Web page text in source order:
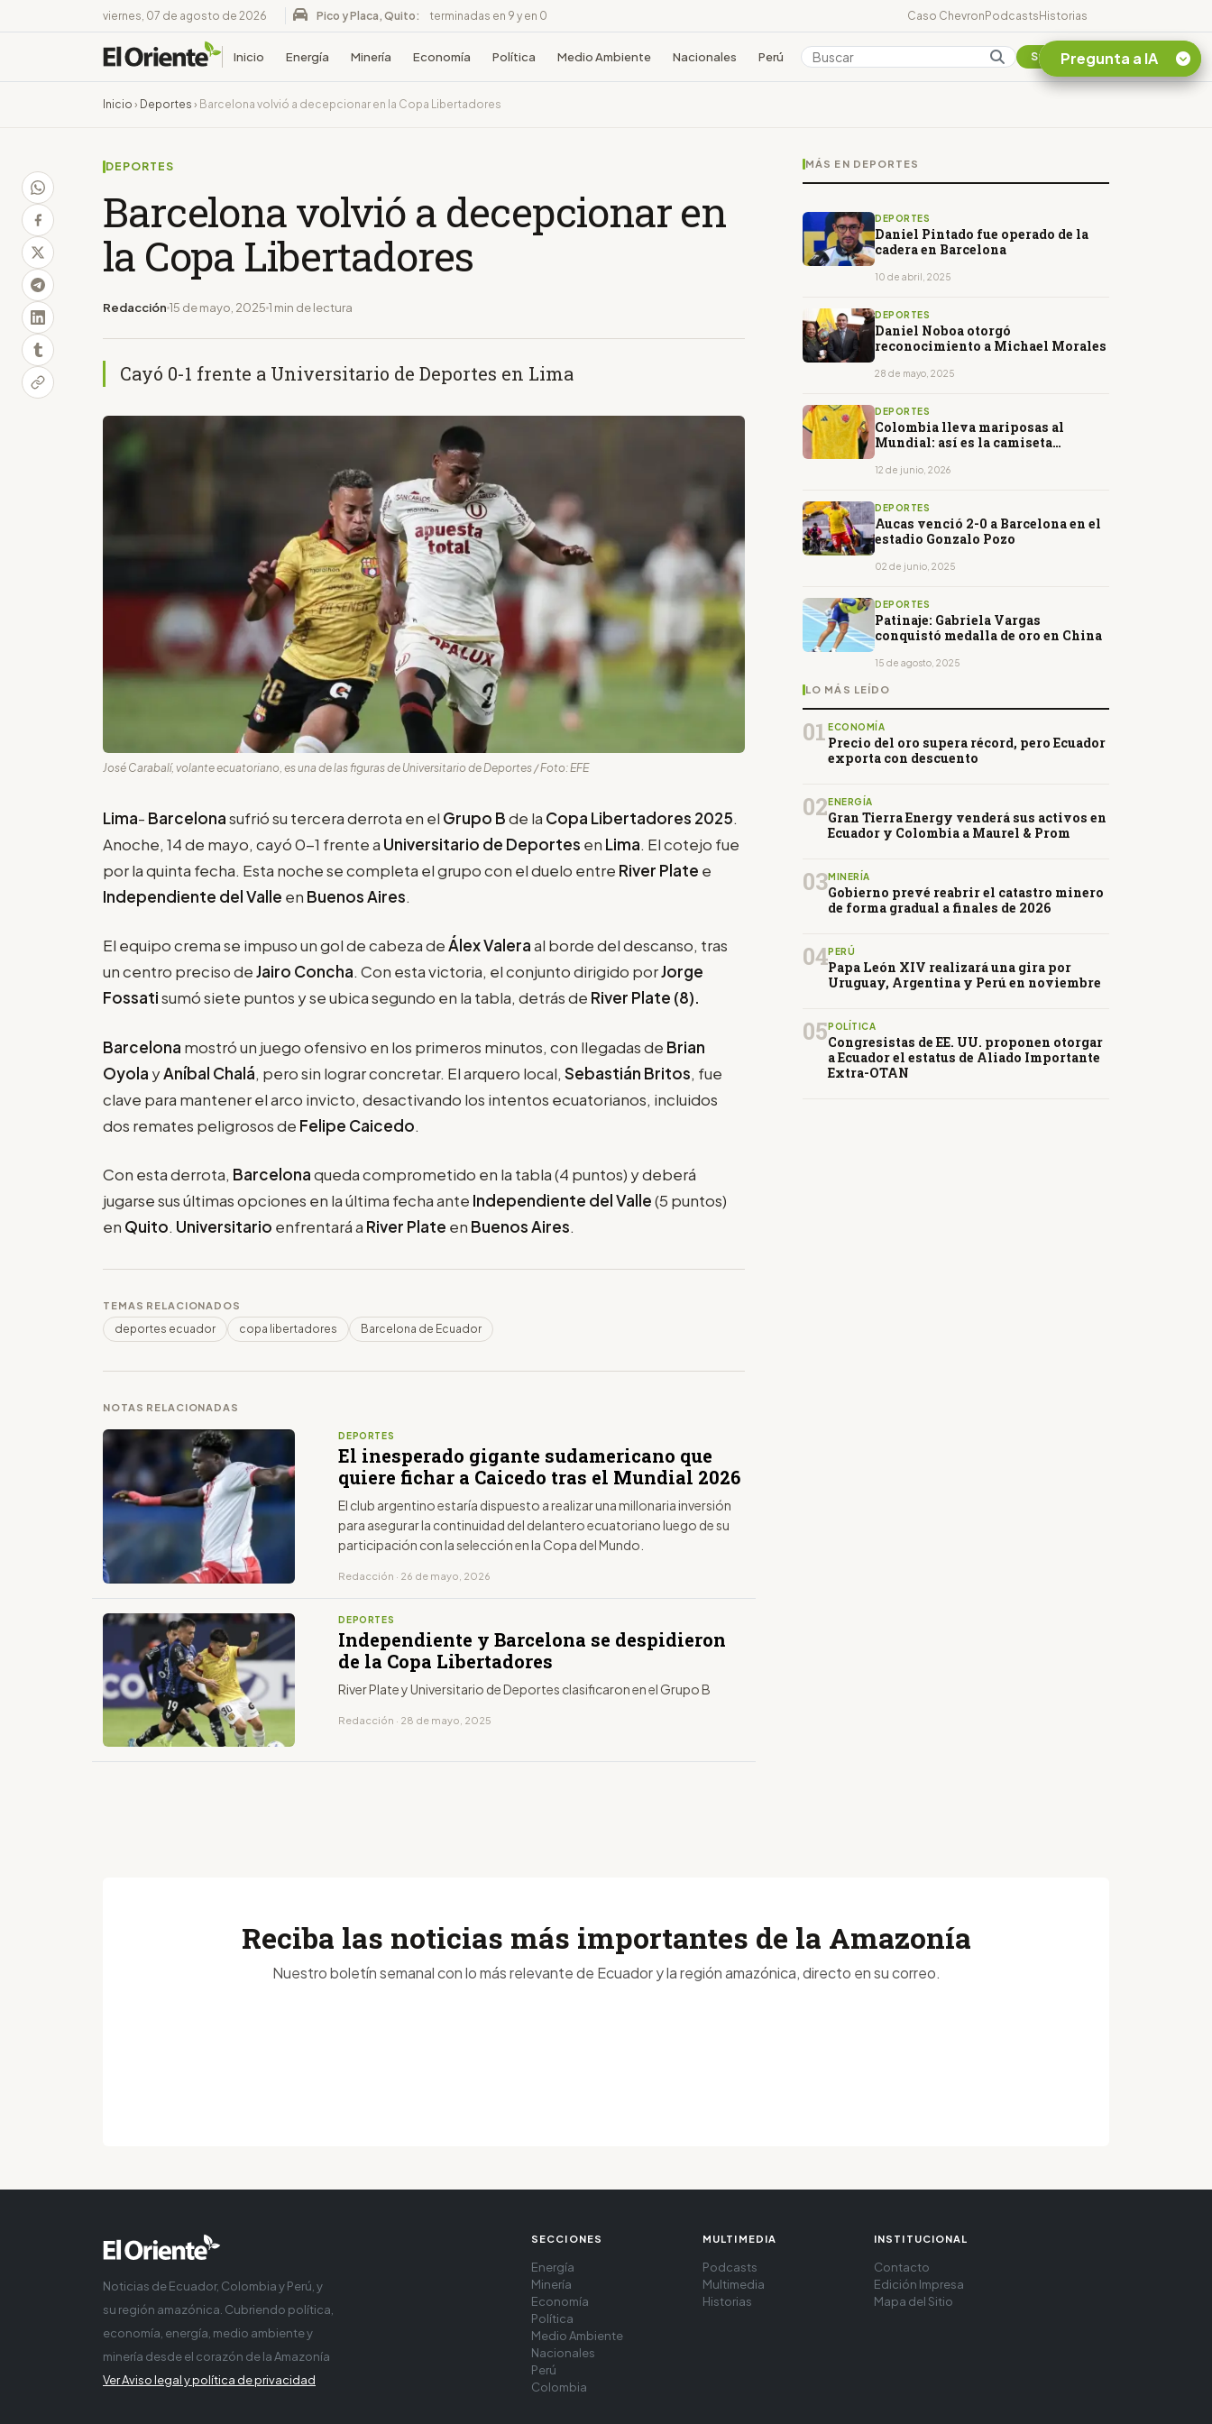
viernes, 07 de agosto de 2026 Pico y Placa, Quito: terminadas en 9 y en 0 Caso ChevronPodcastsHistorias
Inicio Energía Minería Economía Política Medio Ambiente Nacionales Perú Colombia Suscribirse
Inicio › Deportes › Barcelona volvió a decepcionar en la Copa Libertadores
DEPORTES
Barcelona volvió a decepcionar en
la Copa Libertadores
Redacción 15 de mayo, 2025 1 min de lectura
Cayó 0-1 frente a Universitario de Deportes en Lima
José Carabalí, volante ecuatoriano, es una de las figuras de Universitario de Deportes / Foto: EFE
Lima- Barcelonasufrió su tercera derrota en el Grupo Bde la Copa Libertadores 2025.
Anoche, 14 de mayo, cayó 0-1 frente a Universitario de Deportes en Lima. El cotejo fue
por la quinta fecha. Esta noche se completa el grupo con el duelo entre River Plate e
Independiente del Valle en Buenos Aires.
El equipo crema se impuso un gol de cabeza deÁlex Valeraal borde del descanso, tras
un centro preciso deJairo Concha. Con esta victoria, el conjunto dirigido porJorge
Fossatisumó siete puntos y se ubica segundo en la tabla, detrás de River Plate (8).
Barcelona mostró un juego ofensivo en los primeros minutos, con llegadas de Brian
Oyola yAníbal Chalá, pero sin lograr concretar. El arquero local, Sebastián Britos, fue
clave para mantener el arco invicto, desactivando los intentos ecuatorianos, incluidos
dos remates peligrosos de Felipe Caicedo.
Con esta derrota, Barcelonaqueda comprometido en la tabla (4 puntos) y deberá
jugarse sus últimas opciones en la última fecha ante Independiente del Valle(5 puntos)
en Quito. Universitario enfrentará a River Plate en Buenos Aires.
TEMAS RELACIONADOS
deportes ecuador copa libertadores Barcelona de Ecuador
NOTAS RELACIONADAS
DEPORTES
El inesperado gigante sudamericano que
quiere fichar a Caicedo tras el Mundial 2026
El club argentino estaría dispuesto a realizar una millonaria inversión
para asegurar la continuidad del delantero ecuatoriano luego de su
participación con la selección en la Copa del Mundo.
Redacción · 26 de mayo, 2026
DEPORTES
Independiente y Barcelona se despidieron
de la Copa Libertadores
River Plate y Universitario de Deportes clasificaron en el Grupo B
Redacción · 28 de mayo, 2025
MÁS EN DEPORTES
DEPORTES
Daniel Pintado fue operado de la
cadera en Barcelona
10 de abril, 2025
DEPORTES
Daniel Noboa otorgó
reconocimiento a Michael Morales
28 de mayo, 2025
DEPORTES
Colombia lleva mariposas al
Mundial: así es la camiseta
12 de junio, 2026
DEPORTES
Aucas venció 2-0 a Barcelona en el
estadio Gonzalo Pozo
02 de junio, 2025
DEPORTES
Patinaje: Gabriela Vargas
conquistó medalla de oro en China
15 de agosto, 2025
LO MÁS LEÍDO
01 ECONOMÍA
Precio del oro supera récord, pero Ecuador
exporta con descuento
02 ENERGÍA
Gran Tierra Energy venderá sus activos en
Ecuador y Colombia a Maurel & Prom
03MINERÍA
Gobierno prevé reabrir el catastro minero
de forma gradual a finales de 2026
04PERÚ
Papa León XIV realizará una gira por
Uruguay, Argentina y Perú en noviembre
05 POLÍTICA
Congresistas de EE. UU. proponen otorgar
a Ecuador el estatus de Aliado Importante
Extra-OTAN
Pregunta a IA
Reciba las noticias más importantes de la Amazonía
Nuestro boletín semanal con lo más relevante de Ecuador y la región amazónica, directo en su correo.
Noticias de Ecuador, Colombia y Perú, y
su región amazónica. Cubriendo política,
economía, energía, medio ambiente y
minería desde el corazón de la Amazonía
Ver Aviso legal y política de privacidad
SECCIONES
Energía
Minería
Economía
Política
Medio Ambiente
Nacionales
Perú
Colombia
MULTIMEDIA
Podcasts
Multimedia
Historias
INSTITUCIONAL
Contacto
Edición Impresa
Mapa del Sitio